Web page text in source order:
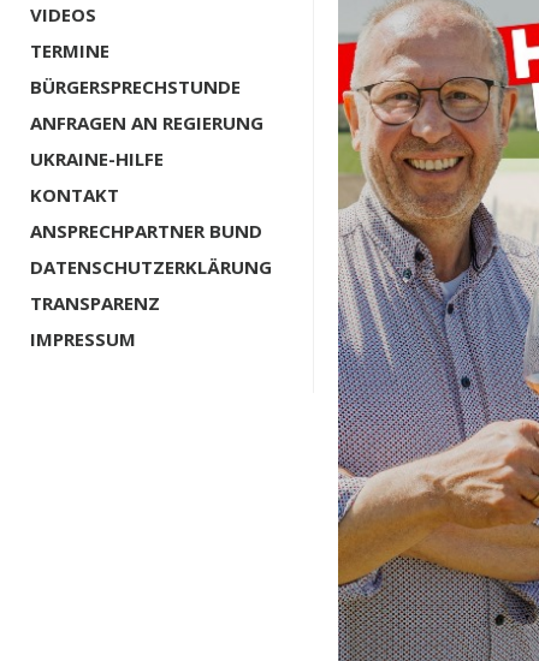
VIDEOS
TERMINE
BÜRGERSPRECHSTUNDE
ANFRAGEN AN REGIERUNG
UKRAINE-HILFE
KONTAKT
ANSPRECHPARTNER BUND
DATENSCHUTZERKLÄRUNG
TRANSPARENZ
IMPRESSUM